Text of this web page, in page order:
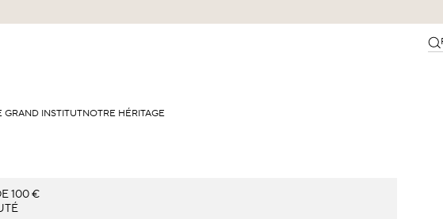
GRAND INSTITUTNOTRE HÉRITAGE
100 €